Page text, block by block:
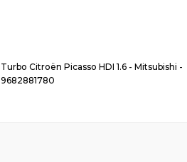
Turbo Citroën Picasso HDI 1.6 - Mitsubishi -
9682881780